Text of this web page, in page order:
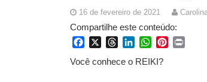
16 de fevereiro de 2021
Compartilhe este conteúdo:
FacebookThreadsLinkedInWhatsApp
Pinterest
Você conhece o REIKI?